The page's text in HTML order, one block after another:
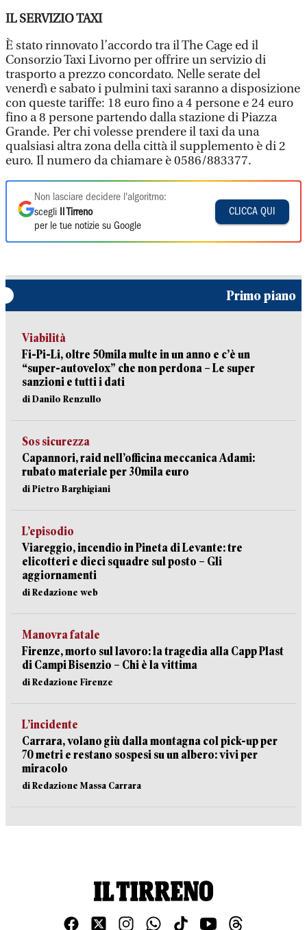
IL SERVIZIO TAXI
È stato rinnovato l’accordo tra il The Cage ed il
Consorzio Taxi Livorno per offrire un servizio di
trasporto a prezzo concordato. Nelle serate del
venerdì e sabato i pulmini taxi saranno a disposizione
con queste tariffe: 18 euro fino a 4 persone e 24 euro
fino a 8 persone partendo dalla stazione di Piazza
Grande. Per chi volesse prendere il taxi da una
qualsiasi altra zona della città il supplemento è di 2
euro. Il numero da chiamare è 0586/883377.
Non lasciare decidere l'algoritmo:
scegli
Il Tirreno
per le tue notizie su Google
CLICCA QUI
Primo piano
Viabilità
Fi-Pi-Li, oltre 50mila multe in un anno e c’è un
“super-autovelox” che non perdona – Le super
sanzioni e tutti i dati
di Danilo Renzullo
Sos sicurezza
Capannori, raid nell’officina meccanica Adami:
rubato materiale per 30mila euro
di Pietro Barghigiani
L’episodio
Viareggio, incendio in Pineta di Levante: tre
elicotteri e dieci squadre sul posto – Gli
aggiornamenti
di Redazione web
Manovra fatale
Firenze, morto sul lavoro: la tragedia alla Capp Plast
di Campi Bisenzio – Chi è la vittima
di Redazione Firenze
L’incidente
Carrara, volano giù dalla montagna col pick-up per
70 metri e restano sospesi su un albero: vivi per
miracolo
di Redazione Massa Carrara